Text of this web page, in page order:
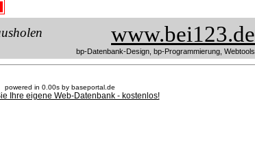
www.bei123.de
bp-Datenbank-Design, bp-Programmierung, Webtools
powered in 0.00s by baseportal.de
Ihre eigene Web-Datenbank - kostenlos!